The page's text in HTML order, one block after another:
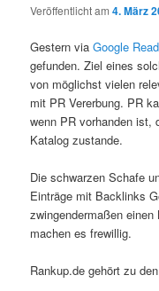
Veröffentlicht am4. März
Gestern viaGoogle
gefunden. Ziel eines
von möglichst vielen
mit PR Vererbung. PR
wenn PR vorhanden ist,
Katalog zustande.
Die schwarzen Schafe
Einträge mit Backlinks
zwingendermaßen
machen es frewillig.
Rankup.de gehört zu